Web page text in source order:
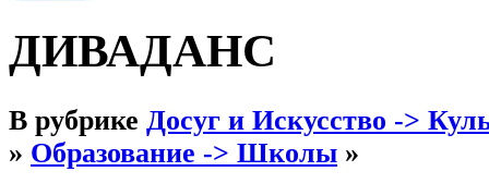
ДИВАДАНС
В рубрике Досуг и Искусство ->
» Образование -> Школы »